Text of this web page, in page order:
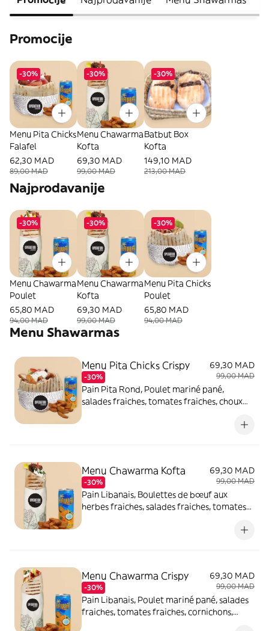
Promocije
-30%
Menu Pita Chicks
Falafel
62,30 MAD
89,00 MAD
-30%
Menu Chawarma
Kofta
69,30 MAD
99,00 MAD
-30%
Batbut Box
Kofta
149,10 MAD
213,00 MAD
Najprodavanije
-30%
Menu Chawarma
Poulet
65,80 MAD
94,00 MAD
-30%
Menu Chawarma
Kofta
69,30 MAD
99,00 MAD
-30%
Menu Pita Chicks
Poulet
65,80 MAD
94,00 MAD
Menu Shawarmas
Menu Pita Chicks Crispy
-30%
69,30 MAD
99,00 MAD
Pain Pita Rond, Poulet mariné pané,
salades fraiches, tomates fraiches, choux
Menu Chawarma Kofta
-30%
69,30 MAD
99,00 MAD
Pain Libanais, Boulettes de bœuf aux
herbes fraiches, salades fraiches, tomates
Menu Chawarma Crispy
-30%
69,30 MAD
99,00 MAD
Pain Libanais, Poulet mariné pané, salades
fraiches, tomates fraiches, cornichons,